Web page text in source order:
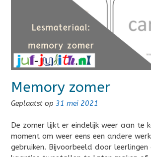
Memory zomer
Geplaatst op 31 mei 2021
De zomer lijkt er eindelijk weer aan te
moment om weer eens een andere
gebruiken. Bijvoorbeeld door